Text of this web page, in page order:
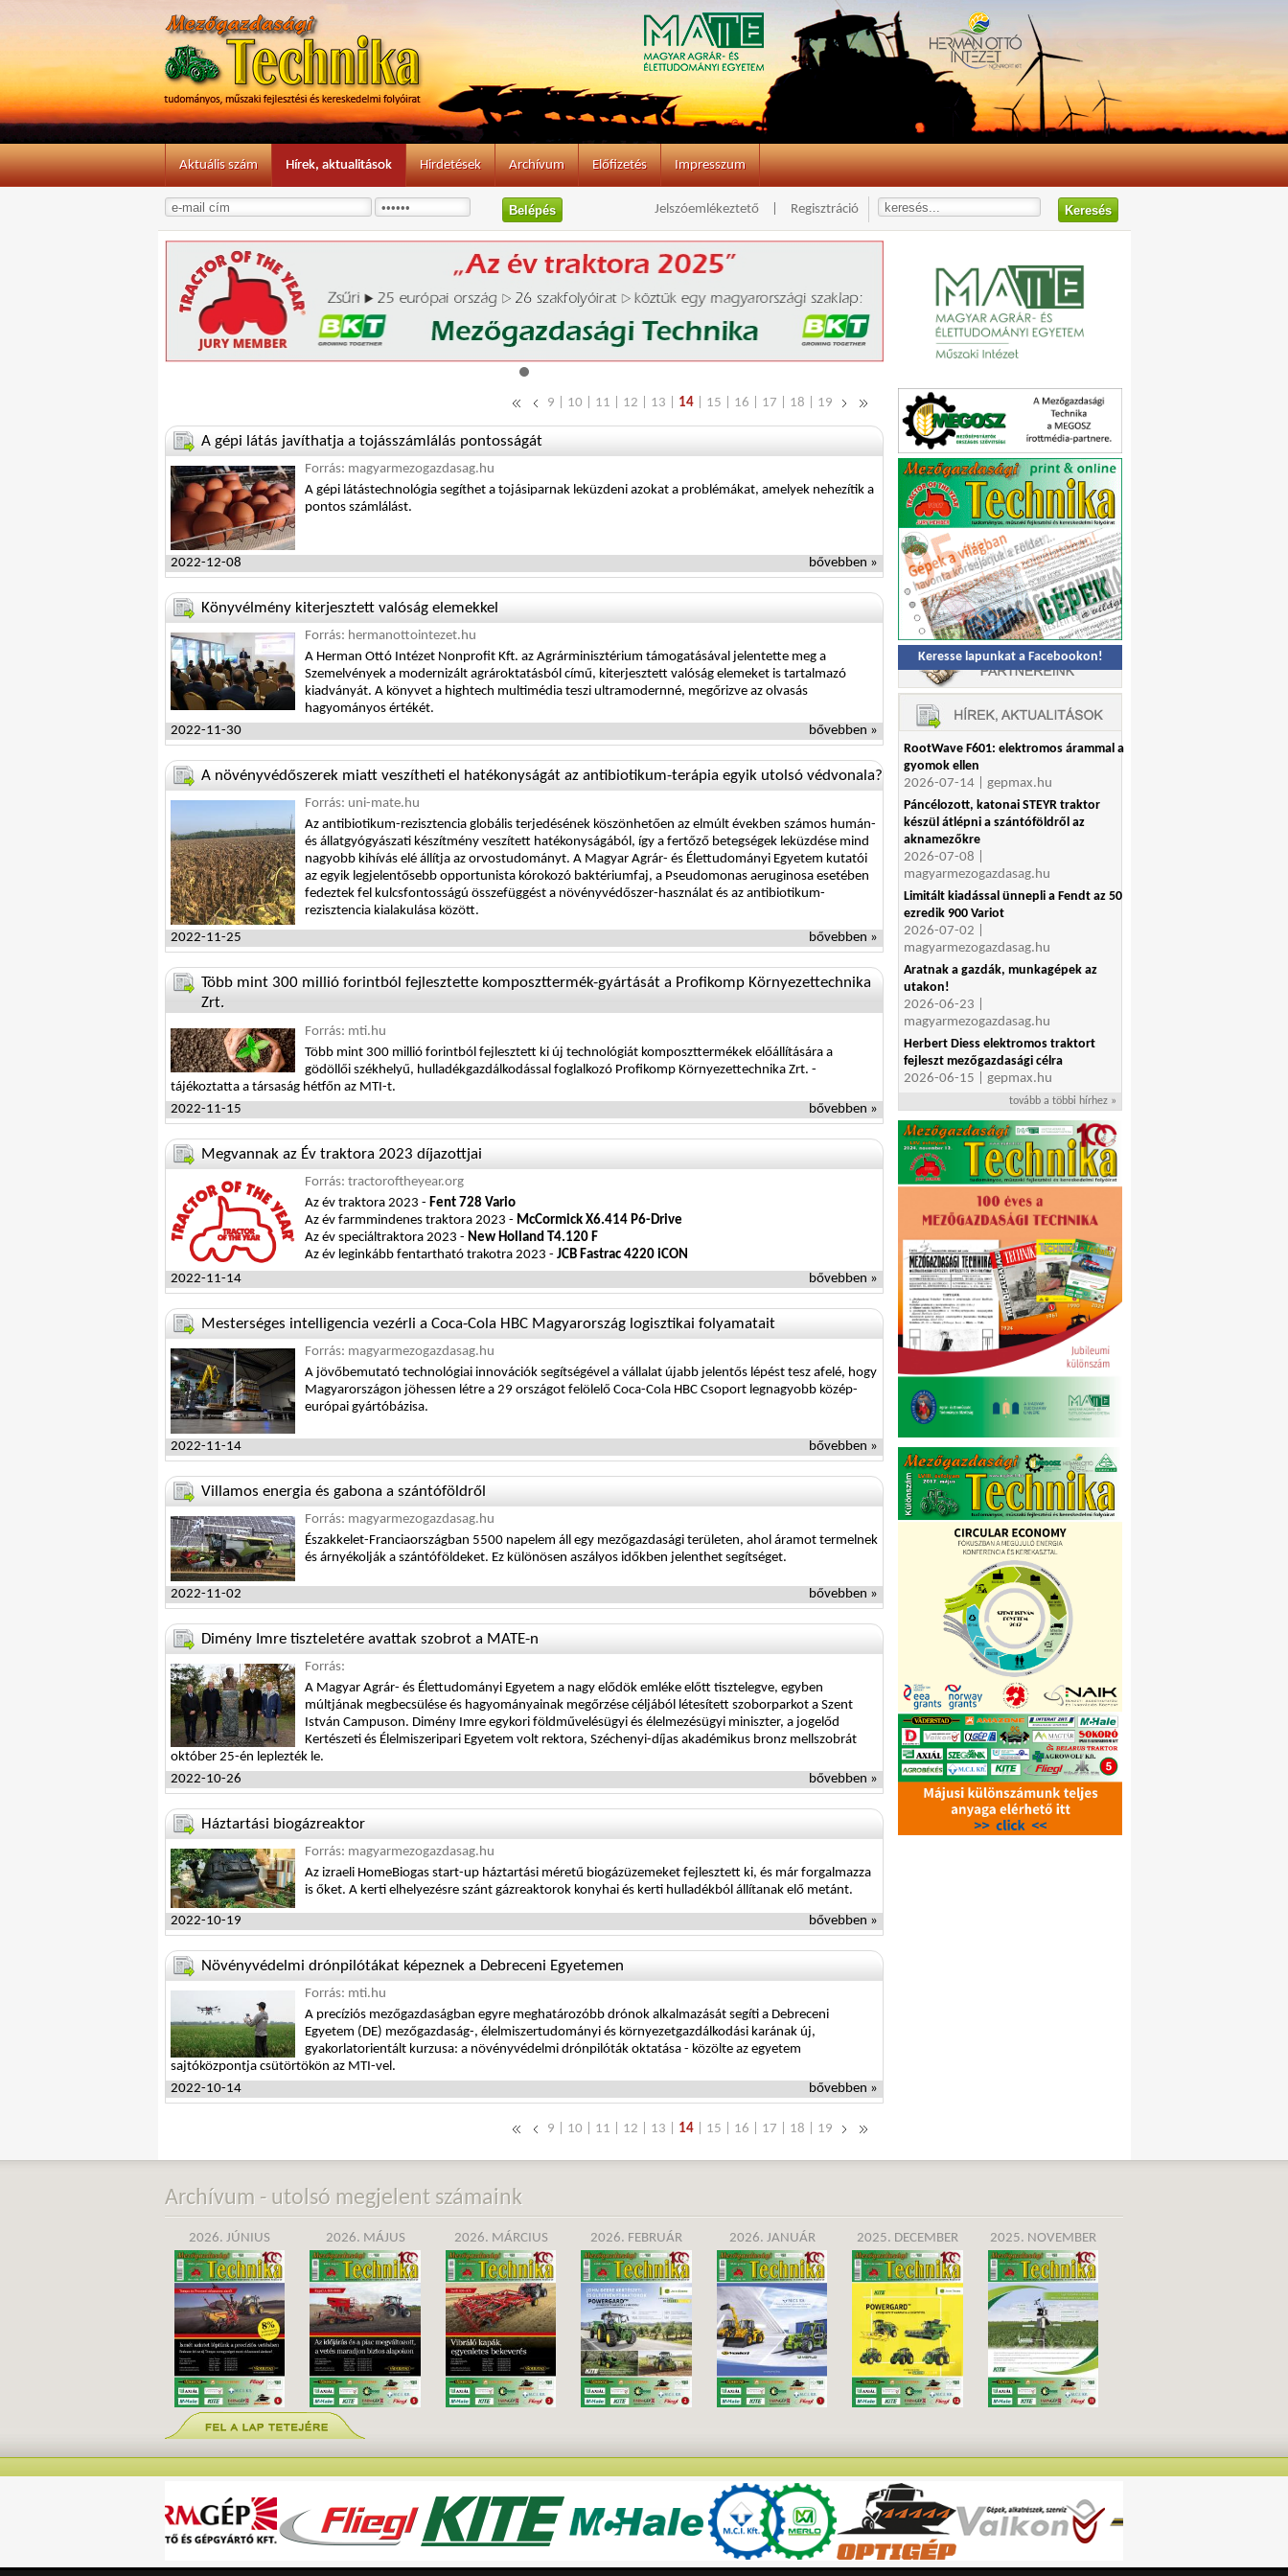
Aktuális szám Hírek, aktualitások Hirdetések Archívum Előfizetés Impresszum
Jelszóemlékeztető Regisztráció
9 10 11 12 13 14 15 16 17 18 19
A gépi látás javíthatja a tojásszámlálás pontosságát
Forrás: magyarmezogazdasag.hu
A gépi látástechnológia segíthet a tojásiparnak leküzdeni azokat a problémákat, amelyek nehezítik a
pontos számlálást.
2022-12-08 bővebben »
Könyvélmény kiterjesztett valóság elemekkel
Forrás: hermanottointezet.hu
A Herman Ottó Intézet Nonprofit Kft. az Agrárminisztérium támogatásával jelentette meg a
Szemelvények a modernizált agrároktatásból című, kiterjesztett valóság elemeket is tartalmazó
kiadványát. A könyvet a hightech multimédia teszi ultramodernné, megőrizve az olvasás
hagyományos értékét.
2022-11-30
bővebben »
A növényvédőszerek miatt veszítheti el hatékonyságát az antibiotikum-terápia egyik utolsó védvonala?
Forrás: uni-mate.hu
Az antibiotikum-rezisztencia globális terjedésének köszönhetően az elmúlt években számos humán-
és állatgyógyászati készítmény veszített hatékonyságából, így a fertőző betegségek leküzdése mind
nagyobb kihívás elé állítja az orvostudományt. A Magyar Agrár- és Élettudományi Egyetem kutatói
az egyik legjelentősebb opportunista kórokozó baktériumfaj, a Pseudomonas aeruginosa esetében
fedeztek fel kulcsfontosságú összefüggést a növényvédőszer-használat és az antibiotikum-
rezisztencia kialakulása között.
2022-11-25
bővebben »
Több mint 300 millió forintból fejlesztette komposzttermék-gyártását a Profikomp Környezettechnika
Zrt.
Forrás: mti.hu
Több mint 300 millió forintból fejlesztett ki új technológiát komposzttermékek előállítására a
gödöllői székhelyű, hulladékgazdálkodással foglalkozó Profikomp Környezettechnika Zrt. -
tájékoztatta a társaság hétfőn az MTI-t.
2022-11-15
bővebben »
Megvannak az Év traktora 2023 díjazottjai
Forrás: tractoroftheyear.org
Az év traktora 2023 - Fent 728 Vario
Az év farmmindenes traktora 2023 - McCormick X6.414 P6-Drive
Az év speciáltraktora 2023 - New Holland T4.120 F
Az év leginkább fentartható trakotra 2023 - JCB Fastrac 4220 iCON
2022-11-14
bővebben »
Mesterséges intelligencia vezérli a Coca-Cola HBC Magyarország logisztikai folyamatait
Forrás: magyarmezogazdasag.hu
A jövőbemutató technológiai innovációk segítségével a vállalat újabb jelentős lépést tesz afelé, hogy
Magyarországon jöhessen létre a 29 országot felölelő Coca-Cola HBC Csoport legnagyobb közép-
európai gyártóbázisa.
2022-11-14 bővebben »
Villamos energia és gabona a szántóföldről
Forrás: magyarmezogazdasag.hu
Északkelet-Franciaországban 5500 napelem áll egy mezőgazdasági területen, ahol áramot termelnek
és árnyékolják a szántóföldeket. Ez különösen aszályos időkben jelenthet segítséget.
2022-11-02 bővebben »
Dimény Imre tiszteletére avattak szobrot a MATE-n
Forrás:
A Magyar Agrár- és Élettudományi Egyetem a nagy elődök emléke előtt tisztelegve, egyben
múltjának megbecsülése és hagyományainak megőrzése céljából létesített szoborparkot a Szent
István Campuson. Dimény Imre egykori földművelésügyi és élelmezésügyi miniszter, a jogelőd
Kertészeti és Élelmiszeripari Egyetem volt rektora, Széchenyi-díjas akadémikus bronz mellszobrát
október 25-én leplezték le.
2022-10-26
bővebben »
Háztartási biogázreaktor
Forrás: magyarmezogazdasag.hu
Az izraeli HomeBiogas start-up háztartási méretű biogázüzemeket fejlesztett ki, és már forgalmazza
is őket. A kerti elhelyezésre szánt gázreaktorok konyhai és kerti hulladékból állítanak elő metánt.
2022-10-19 bővebben »
Növényvédelmi drónpilótákat képeznek a Debreceni Egyetemen
Forrás: mti.hu
A precíziós mezőgazdaságban egyre meghatározóbb drónok alkalmazását segíti a Debreceni
Egyetem (DE) mezőgazdaság-, élelmiszertudományi és környezetgazdálkodási karának új,
gyakorlatorientált kurzusa: a növényvédelmi drónpilóták oktatása - közölte az egyetem
sajtóközpontja csütörtökön az MTI-vel.
2022-10-14
bővebben »
9 10 11 12 13 14 15 16 17 18 19
Keresse lapunkat a Facebookon!
RootWave F601: elektromos árammal a
gyomok ellen
2026-07-14 | gepmax.hu
Páncélozott, katonai STEYR traktor
készül átlépni a szántóföldről az
aknamezőkre
2026-07-08 |
magyarmezogazdasag.hu
Limitált kiadással ünnepli a Fendt az 50
ezredik 900 Variot
2026-07-02 |
magyarmezogazdasag.hu
Aratnak a gazdák, munkagépek az
utakon!
2026-06-23 |
magyarmezogazdasag.hu
Herbert Diess elektromos traktort
fejleszt mezőgazdasági célra
2026-06-15 | gepmax.hu
tovább a többi hírhez »
Archívum - utolsó megjelent számaink
2026. JÚNIUS 2026. MÁJUS 2026. MÁRCIUS 2026. FEBRUÁR 2026. JANUÁR 2025. DECEMBER 2025. NOVEMBER